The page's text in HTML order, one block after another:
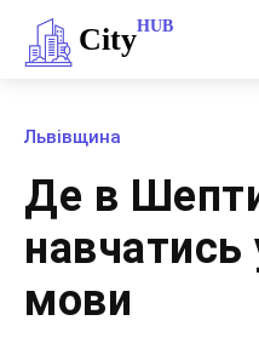
CityHUB
Львівщина
Де в
навчатись
мови